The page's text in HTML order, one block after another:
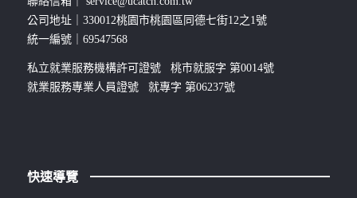
公司地址｜330012桃園市桃園區同德七街12之1號
統一編號｜69547568
私立就業服務機構許可證號 桃市就服字 第0014號
就業服務專業人員證號 就專字 第06237號
快速導覽